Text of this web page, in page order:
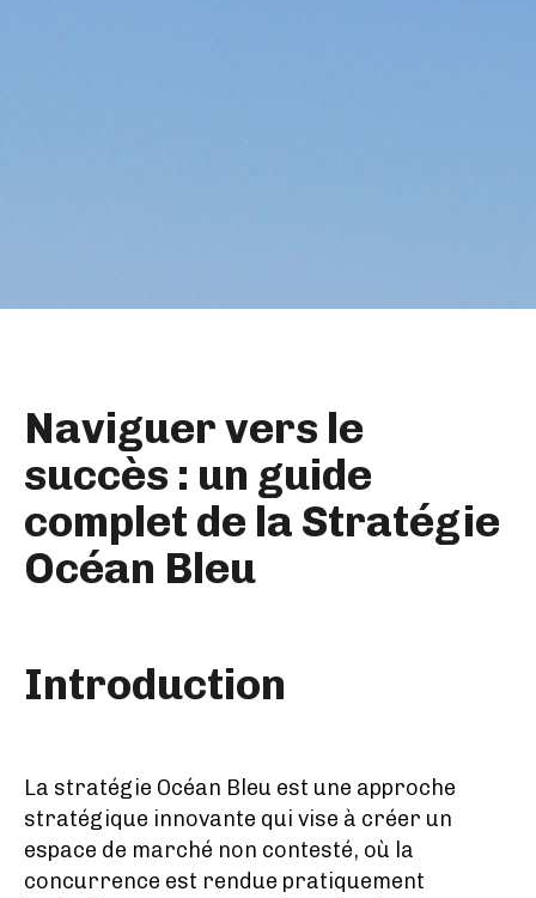
Naviguer vers le
succès : un guide
complet de la Stratégie
Océan Bleu
Introduction
La stratégie Océan Bleu est une approche
stratégique innovante qui vise à créer un
espace de marché non contesté, où la
concurrence est rendue pratiquement